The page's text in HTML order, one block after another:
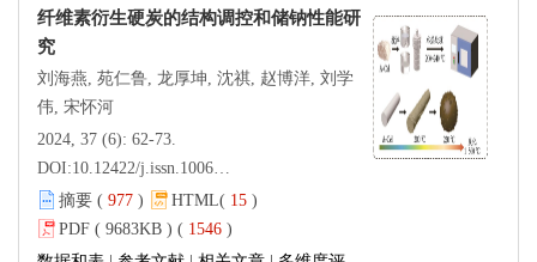
纤维素衍生硬炭的结构调控和储钠性能研
究
刘海燕, 苑仁鲁, 龙厚坤, 沈祺, 赵博洋, 刘学
伟, 宋怀河
2024, 37 (6): 62-73.
DOI:10.12422/j.issn.1006-396X.2024.06.007
摘要 ( 977 ) HTML( 15 )
PDF ( 9683KB ) ( 1546 )